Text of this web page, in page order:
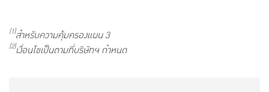
(1)สำหรับความคุ้มครองแผน 3
(2)เงื่อนไขเป็นตามที่บริษัทฯ กำหนด